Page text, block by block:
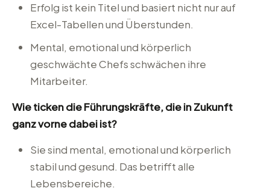
Erfolg ist kein Titel und basiert nicht nur auf
Excel-Tabellen und Überstunden.
Mental, emotional und körperlich
geschwächte Chefs schwächen ihre
Mitarbeiter.
Wie ticken die Führungskräfte, die in Zukunft
ganz vorne dabei ist?
Sie sind mental, emotional und körperlich
stabil und gesund. Das betrifft alle
Lebensbereiche.